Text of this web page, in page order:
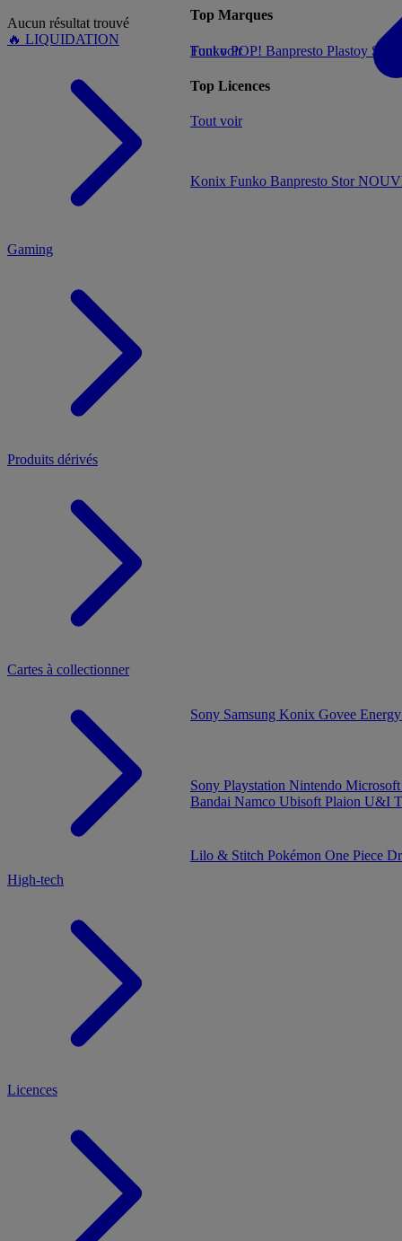
Aucun résultat trouvé
🔥 LIQUIDATION
Konix Funko Banpresto Stor
Gaming
Top Marques
Tout voir
Sony Playstation Nintendo
Bandai Namco Ubisoft Plaion U&I
Produits dérivés
Funko POP! Banpresto Plastoy Stor
Top Licences
Tout voir
Lilo & Stitch Pokémon One Piece
Cartes à collectionner
High-tech
Sony Samsung Konix Govee
Licences